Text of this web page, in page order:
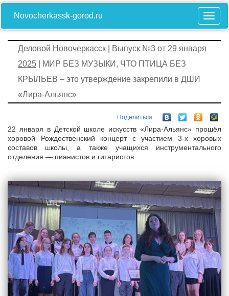
Novocherkassk-gorod.ru
Деловой Новочеркасск
Выпуск №3 от 29 января
2025 | МИР БЕЗ МУЗЫКИ, ЧТО ПТИЦА БЕЗ
КРЫЛЬЕВ – это утверждение закрепили в ДШИ
«Лира-Альянс»
Поделиться
22 января в Детской школе искусств «Лира-Альянс» прошёл
хоровой Рождественский концерт с участием 3-х хоровых
составов школы, а также учащихся инструментального
отделения — пианистов и гитаристов.